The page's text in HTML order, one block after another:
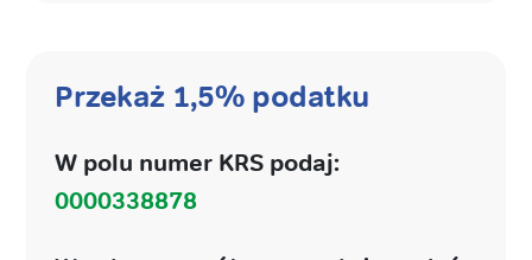
Przekaż 1,5% podatku
W polu numer KRS podaj:
0000338878